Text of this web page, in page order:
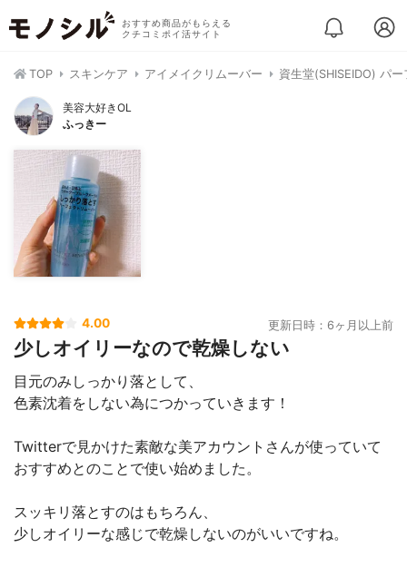
おすすめ商品がもらえる
クチコミポイ活サイト
TOP スキンケア アイメイクリムーバー 資生堂(SHISEIDO) パ
美容大好きOL
ふっきー
4.00 更新日時：6ヶ月以上前
少しオイリーなので乾燥しない
目元のみしっかり落として、
色素沈着をしない為につかっていきます！
Twitterで見かけた素敵な美アカウントさんが使っていて
おすすめとのことで使い始めました。
スッキリ落とすのはもちろん、
少しオイリーな感じで乾燥しないのがいいですね。